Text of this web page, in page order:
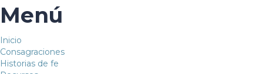
Menú
Inicio
Consagraciones
Historias de fe